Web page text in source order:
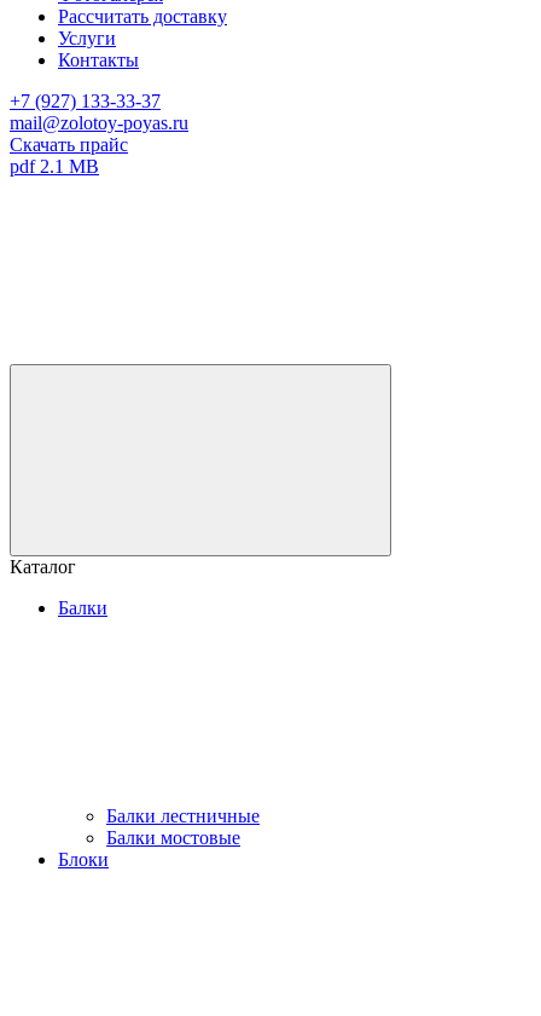
Рассчитать доставку
Услуги
Контакты
+7 (927) 133-33-37
mail@zolotoy-poyas.ru
Скачать прайс
pdf 2.1 MB
Каталог
Балки
Балки лестничные
Балки мостовые
Блоки